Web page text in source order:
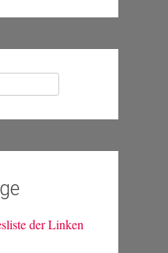
der Linken